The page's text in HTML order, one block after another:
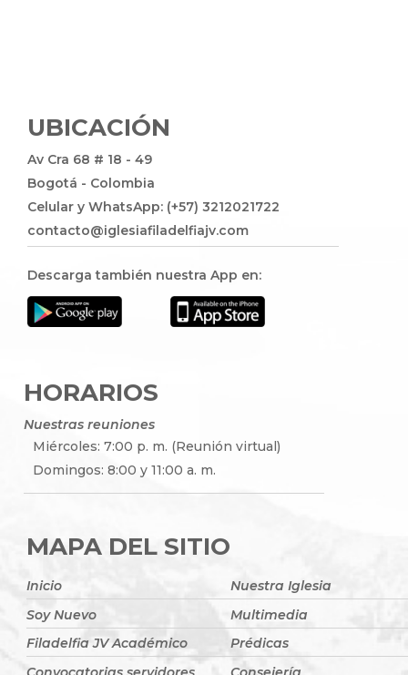
UBICACIÓN
Av Cra 68 # 18 - 49
Bogotá - Colombia
Celular y WhatsApp: (+57) 3212021722
contacto@iglesiafiladelfiajv.com
Descarga también nuestra App en:
HORARIOS
Nuestras reuniones
Miércoles: 7:00 p. m. (Reunión virtual)
Domingos: 8:00 y 11:00 a. m.
MAPA DEL SITIO
Inicio
Nuestra Iglesia
Soy Nuevo
Multimedia
Filadelfia JV Académico
Prédicas